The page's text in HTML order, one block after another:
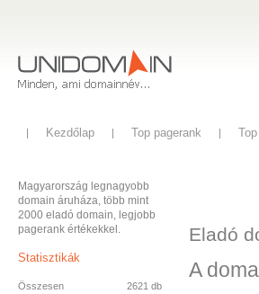
Kezdőlap Top pagerank
Magyarország legnagyobb
domain áruháza, több mint
2000 eladó domain, legjobb
pagerank értékekkel.
Statisztikák
Összesen
2621 db
Eladó
A